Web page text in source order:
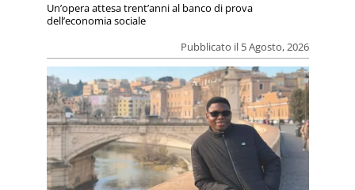
Pubblicato il 5 Agosto, 2026
Un’opera attesa trent’anni al banco di prova
dell’economia sociale